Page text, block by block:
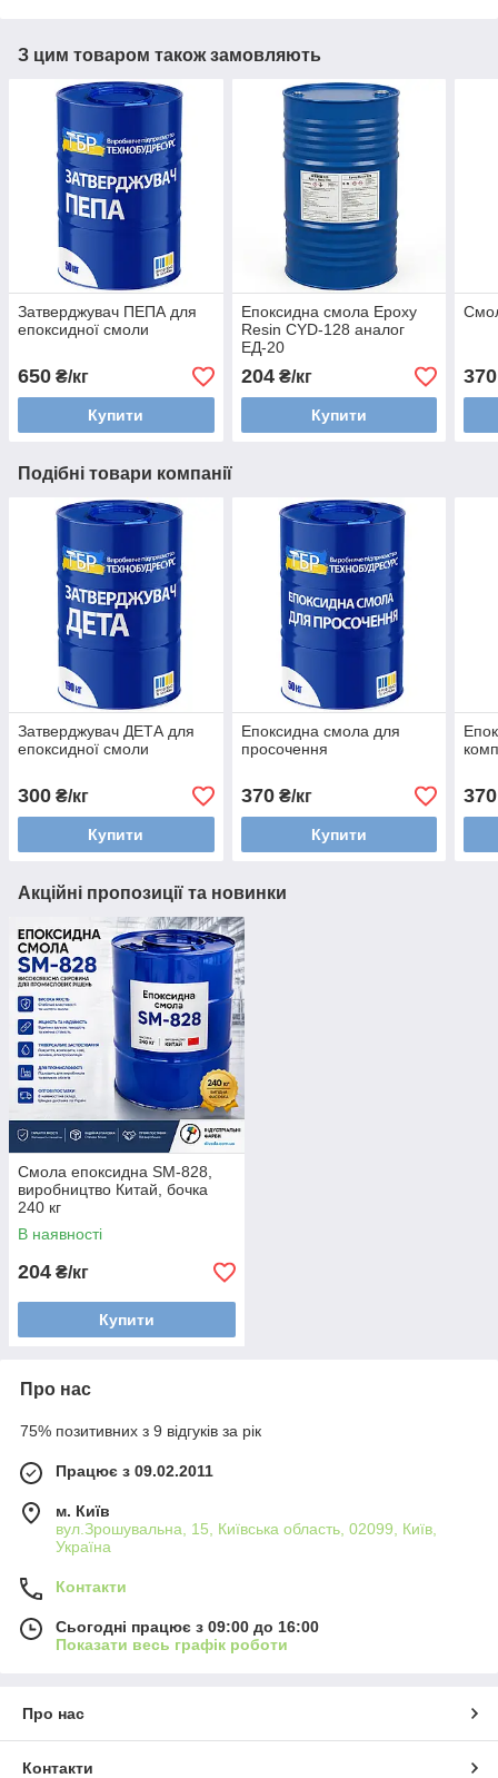
З цим товаром також замовляють
Затверджувач ПЕПА для
епоксидної смоли
650 ₴/кг
Купити
Епоксидна смола Epoxy
Resin CYD-128 аналог
ЕД-20
204₴/кг
Купити
370
Подібні товари компанії
Затверджувач ДЕТА для
епоксидної смоли
300 ₴/кг
Купити
Епоксидна смола для
просочення
370₴/кг
Купити
370
Акційні пропозиції та новинки
Смола епоксидна SM-828,
виробництво Китай, бочка
240 кг
В наявності
204 ₴/кг
Купити
Про нас
75% позитивних з 9 відгуків за рік
Працює з 09.02.2011
м. Київ
вул.Зрошувальна, 15, Київська область, 02099, Київ,
Україна
Контакти
Сьогодні працює з 09:00 до 16:00
Показати весь графік роботи
Про нас
Контакти